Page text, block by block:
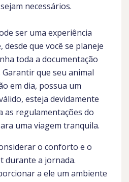
necessários.
ser uma experiência
que você se planeje
toda a documentação
Garantir que seu animal
em dia, possua um
esteja devidamente
as regulamentações do
uma viagem tranquila.
o conforto e o
durante a jornada.
a ele um ambiente